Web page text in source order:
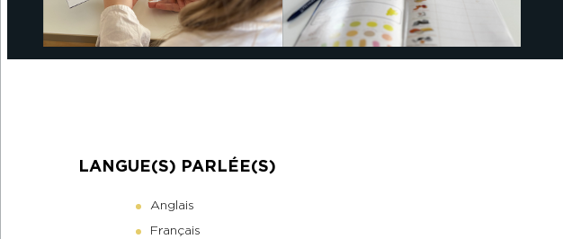
LANGUE(S) PARLÉE(S)
Anglais
Français